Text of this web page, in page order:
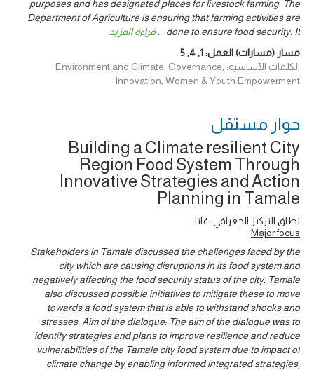
purposes and has designated places for livestock farming. The
Department of Agriculture is ensuring that farming activities are
done to ensure food security. It
... قراءة المزيد
مسار (مسارات) العمل:1
,
4
,
5
الكلمات الأساسية: Environment and Climate, Governance,
Innovation, Women & Youth Empowerment
حوار ‎مستقل
Building a Climate resilient City
Region Food System Through
Innovative Strategies and Action
Planning in Tamale
نطاق التركيز الجغرافي: غانا
Major focus
Stakeholders in Tamale discussed the challenges faced by the
city which are causing disruptions in its food system and
negatively affecting the food security status of the city. Tamale
also discussed possible initiatives to mitigate these to move
towards a food system that is able to withstand shocks and
stresses. Aim of the dialogue: The aim of the dialogue was to
identify strategies and plans to improve resilience and reduce
vulnerabilities of the Tamale city food system due to impact of
climate change by enabling informed integrated strategies,